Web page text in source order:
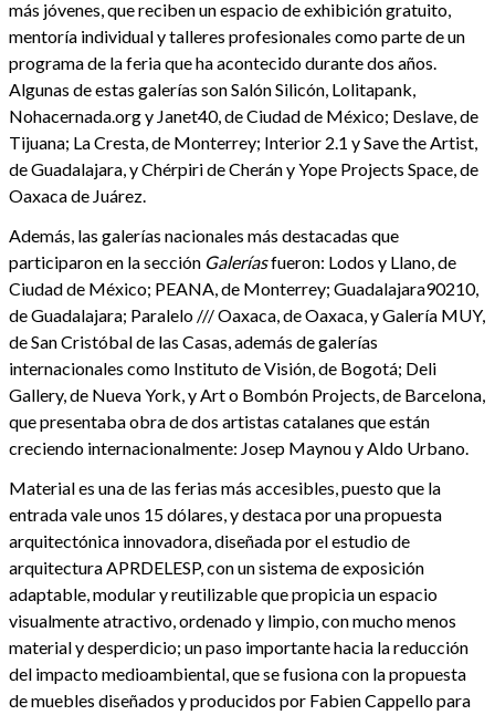
más jóvenes, que reciben un espacio de exhibición gratuito,
mentoría individual y talleres profesionales como parte de un
programa de la feria que ha acontecido durante dos años.
Algunas de estas galerías son Salón Silicón, Lolitapank,
Nohacernada.org y Janet40, de Ciudad de México; Deslave, de
Tijuana; La Cresta, de Monterrey; Interior 2.1 y Save the Artist,
de Guadalajara, y Chérpiri de Cherán y Yope Projects Space, de
Oaxaca de Juárez.
Además, las galerías nacionales más destacadas que
participaron en la sección Galeríasfueron: Lodos y Llano, de
Ciudad de México; PEANA, de Monterrey; Guadalajara90210,
de Guadalajara; Paralelo /// Oaxaca, de Oaxaca, y Galería MUY,
de San Cristóbal de las Casas, además de galerías
internacionales como Instituto de Visión, de Bogotá; Deli
Gallery, de Nueva York, y Art o Bombón Projects, de Barcelona,
que presentaba obra de dos artistas catalanes que están
creciendo internacionalmente: Josep Maynou y Aldo Urbano.
Material es una de las ferias más accesibles, puesto que la
entrada vale unos 15 dólares, y destaca por una propuesta
arquitectónica innovadora, diseñada por el estudio de
arquitectura APRDELESP, con un sistema de exposición
adaptable, modular y reutilizable que propicia un espacio
visualmente atractivo, ordenado y limpio, con mucho menos
material y desperdicio; un paso importante hacia la reducción
del impacto medioambiental, que se fusiona con la propuesta
de muebles diseñados y producidos por Fabien Cappello para